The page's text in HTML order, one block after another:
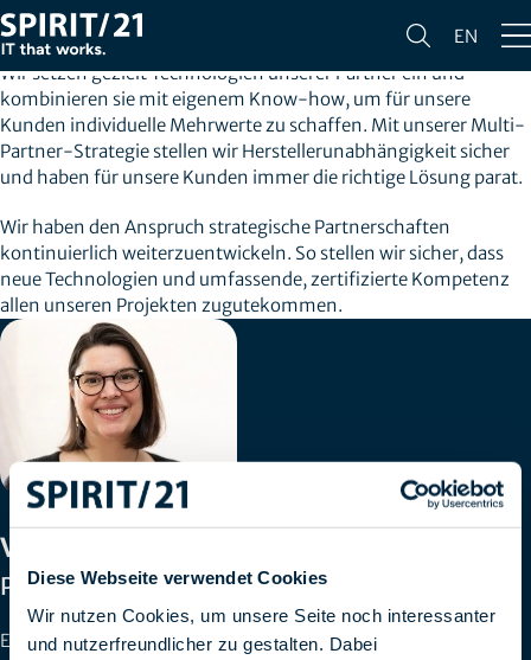
Diese Webseite verwendet Cookies
Wir nutzen Cookies, um unsere Seite noch interessanter
und nutzerfreundlicher zu gestalten. Dabei
EN
UNSERE PARTNER
Wir setzen gezielt Technologien unserer Partner ein und
kombinieren sie mit eigenem Know-how, um für unsere
Kunden individuelle Mehrwerte zu schaffen. Mit unserer Multi-
Partner-Strategie stellen wir Herstellerunabhängigkeit sicher
und haben für unsere Kunden immer die richtige Lösung parat.
Wir haben den Anspruch strategische Partnerschaften
kontinuierlich weiterzuentwickeln. So stellen wir sicher, dass
neue Technologien und umfassende, zertifizierte Kompetenz
allen unseren Projekten zugutekommen.
Verena Plessing
Partnermanagement
E-Mail:vplessing@spirit21.com